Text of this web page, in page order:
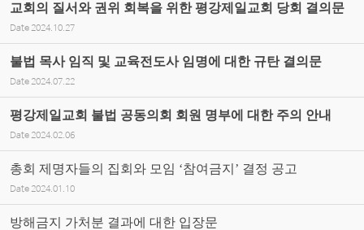
교회의 질서와 권위 회복을 위한 평강제일교회 당회 결의문
Date 2024.10.27
불법 목사 임직 및 교육전도사 임명에 대한 규탄 결의문
Date 2024.07.22
평강제일교회 불법 공동의회 회원 명부에 대한 주의 안내
Date 2024.02.06
총회 제명자들의 집회와 모임 ‘참여금지’ 결정 공고
Date 2024.01.10
방해금지 가처분 결과에 대한 입장문